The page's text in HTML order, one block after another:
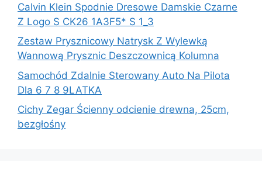
Calvin Klein Spodnie Dresowe Damskie Czarne
Z Logo S CK26 1A3F5* S 1_3
Zestaw Prysznicowy Natrysk Z Wylewką
Wannową Prysznic Deszczownicą Kolumna
Samochód Zdalnie Sterowany Auto Na Pilota
Dla 6 7 8 9LATKA
Cichy Zegar Ścienny odcienie drewna, 25cm,
bezgłośny